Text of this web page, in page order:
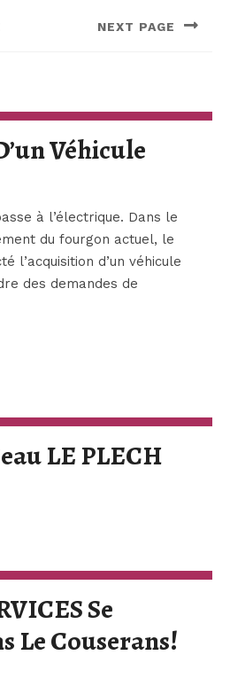
NEXT PAGE
Véhicule
à l’électrique. Dans le
du fourgon actuel, le
l’acquisition d’un véhicule
des demandes de
LE PLECH
Se
Le Couserans!